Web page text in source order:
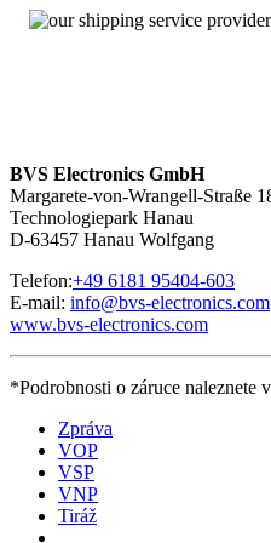
Angebot von Neuteilen
Sie erreichbar. Bei Fragen
95404-200.
BVS Electronics GmbH
Margarete-von-Wrangell-Straße
Technologiepark Hanau
D-63457 Hanau Wolfgang
Telefon:+49 6181 95404-603
E-mail: info@bvs-electronics.com
www.bvs-electronics.com
*Podrobnosti o záruce naleznete v
Zpráva
VOP
VSP
VNP
Tiráž